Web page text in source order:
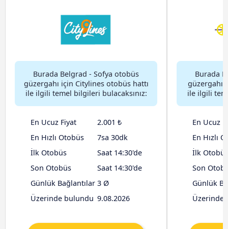
Burada Belgrad - Sofya otobüs
güzergahı için Citylines otobüs hattı
ile ilgili temel bilgileri bulacaksınız:
En Ucuz Fiyat
2.001 ₺
En Hızlı Otobüs
7sa 30dk
İlk Otobüs
Saat 14:30'de
Son Otobüs
Saat 14:30'de
Günlük Bağlantılar 3 Ø
Üzerinde bulundu 9.08.2026
Burada
güzergahı
ile ilgili
En Ucuz
En Hızlı
İlk Otobüs
Son
Günlük
Üzerinde